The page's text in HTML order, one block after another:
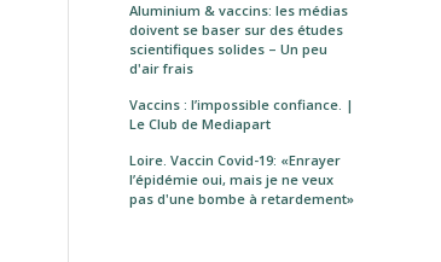
Aluminium & vaccins: les médias
doivent se baser sur des études
scientifiques solides – Un peu
d'air frais
Vaccins : l’impossible confiance. |
Le Club de Mediapart
Loire. Vaccin Covid-19: «Enrayer
l’épidémie oui, mais je ne veux
pas d'une bombe à retardement»